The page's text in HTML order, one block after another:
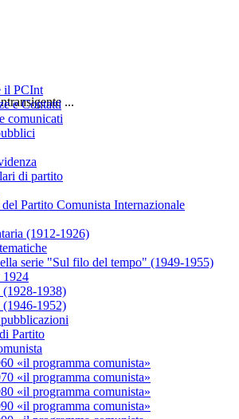
il PCInt
e Contatti
comunicati
di partito
Partito Comunista Internazionale
(1912-1926)
serie "Sul filo del tempo" (1949-1955)
1924
(1928-1938)
(1946-1952)
Partito
«il programma comunista»
«il programma comunista»
«il programma comunista»
«il programma comunista»